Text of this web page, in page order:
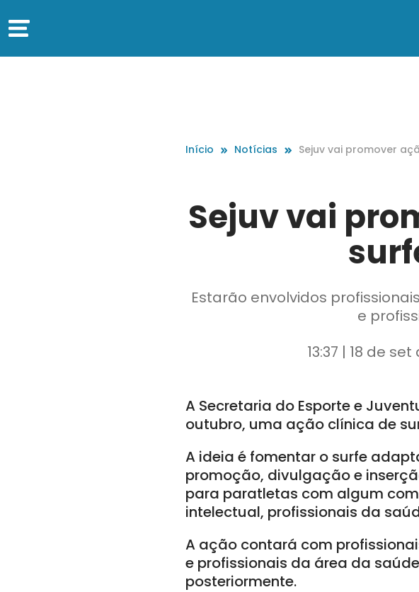
Início Notícias
Sejuv vai promover
Sejuv vai
Estarão envolvidos
e
13:37 | 18 de set
A Secretaria do Esporte e
outubro, uma ação clínica de
A ideia é fomentar o surfe
promoção, divulgação e
para paratletas com algum
intelectual, profissionais da
A ação contará com
e profissionais da área da
posteriormente.